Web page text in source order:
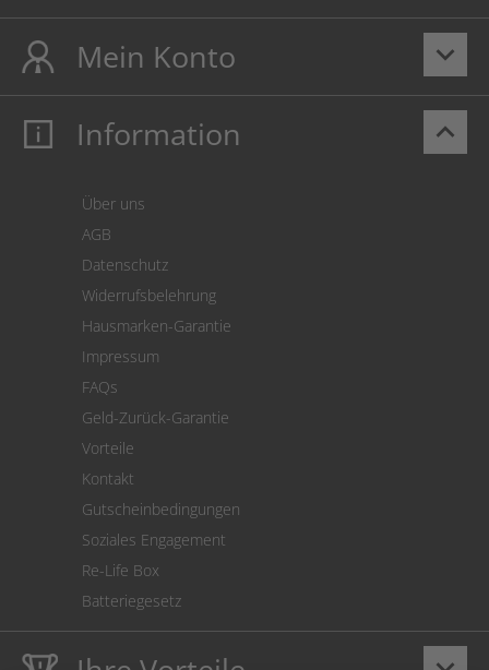
keyboard_arrow_down
Mein Konto
Mein Konto
Cookie Einstellungen
keyboard_arrow_up
Information
Über uns
AGB
Datenschutz
Widerrufsbelehrung
Hausmarken-Garantie
Impressum
FAQs
Geld-Zurück-Garantie
Vorteile
Kontakt
Gutscheinbedingungen
Soziales Engagement
Re-Life Box
Batteriegesetz